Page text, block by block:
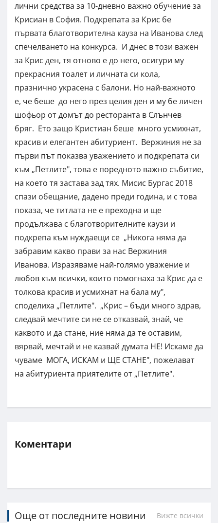
лични средства за 10-дневно важно обучение за
Крисиан в София. Подкрепата за Крис бе
първата благотворителна кауза на Иванова след
спечелването на конкурса. И днес в този важен
за Крис ден, тя отново е до него, осигури му
прекрасния тоалет и личната си кола,
празнично украсена с балони. Но най-важното
е, че беше до него през целия ден и му бе личен
шофьор от домът до ресторанта в Слънчев
бряг. Ето защо Кристиан беше много усмихнат,
красив и елегантен абитуриент. Вержиния не за
първи път показва уважението и подкрепата си
към „Петлите", това е поредното важно събитие,
на което тя застава зад тях. Мисис Бургас 2018
спази обещание, дадено преди година, и с това
показа, че титлата не е преходна и ще
продължава с благотворителните каузи и
подкрепа към нуждаещи се „Никога няма да
забравим какво прави за нас Вержиния
Иванова. Изразяваме най-голямо уважение и
любов към всички, които помогнаха за Крис да е
толкова красив и усмихнат на бала му",
споделиха „Петлите". „Крис – бъди много здрав,
следвай мечтите си не се отказвай, знай, че
каквото и да стане, ние няма да те оставим,
вярвай, мечтай и не казвай думата НЕ! Искаме да
чуваме МОГА, ИСКАМ и ЩЕ СТАНЕ", пожелават
на абитуриента приятелите от „Петлите".
Коментари
Още от последните новини Вижте всички